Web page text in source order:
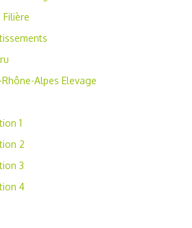
Rhône-Alpes Elevage
1
2
3
4